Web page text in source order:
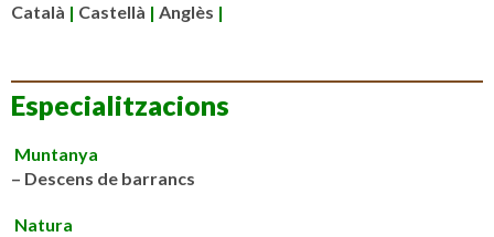
Català | Castellà | Anglès |
Especialitzacions
Muntanya
– Descens de barrancs
Natura